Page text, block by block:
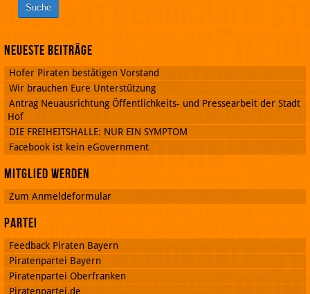
Neueste Beiträge
Hofer Piraten bestätigen Vorstand
Wir brauchen Eure Unterstützung
Antrag Neuausrichtung Öffentlichkeits- und Pressearbeit der Stadt
Hof
DIE FREIHEITSHALLE: NUR EIN SYMPTOM
Facebook ist kein eGovernment
Mitglied werden
Zum Anmeldeformular
Partei
Feedback Piraten Bayern
Piratenpartei Bayern
Piratenpartei Oberfranken
Piratenpartei.de